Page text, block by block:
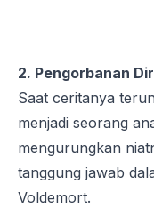
2. Pengorbanan
Saat ceritanya
menjadi seorang
mengurungkan
tanggung jawab
Voldemort.